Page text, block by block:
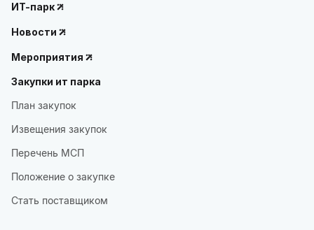
ИТ-парк
Новости
Мероприятия
Закупки ит парка
План закупок
Извещения закупок
Перечень МСП
Положение о закупке
Стать поставщиком